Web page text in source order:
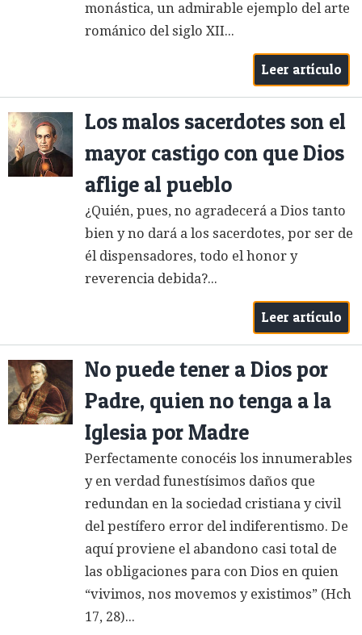
monástica, un admirable ejemplo del arte
románico del siglo XII...
Leer artículo
Los malos sacerdotes son el
mayor castigo con que Dios
aflige al pueblo
¿Quién, pues, no agradecerá a Dios tanto
bien y no dará a los sacerdotes, por ser de
él dispensadores, todo el honor y
reverencia debida?...
Leer artículo
No puede tener a Dios por
Padre, quien no tenga a la
Iglesia por Madre
Perfectamente conocéis los innumerables
y en verdad funestísimos daños que
redundan en la sociedad cristiana y civil
del pestífero error del indiferentismo. De
aquí proviene el abandono casi total de
las obligaciones para con Dios en quien
“vivimos, nos movemos y existimos” (Hch
17, 28)...